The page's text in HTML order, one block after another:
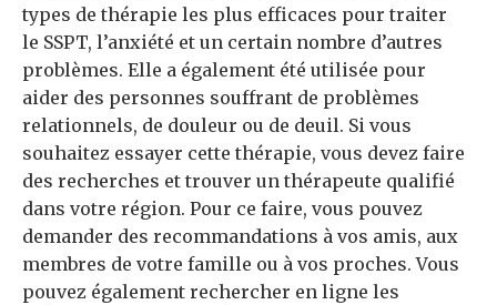
types de thérapie les plus efficaces pour traiter
le SSPT, l’anxiété et un certain nombre d’autres
problèmes. Elle a également été utilisée pour
aider des personnes souffrant de problèmes
relationnels, de douleur ou de deuil. Si vous
souhaitez essayer cette thérapie, vous devez faire
des recherches et trouver un thérapeute qualifié
dans votre région. Pour ce faire, vous pouvez
demander des recommandations à vos amis, aux
membres de votre famille ou à vos proches. Vous
pouvez également rechercher en ligne les